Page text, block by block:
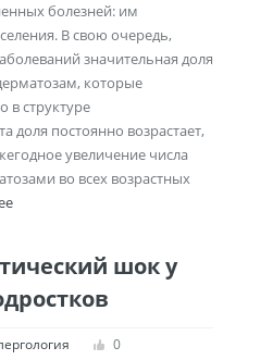
болезней: им
В свою очередь,
значительная доля
которые
в структуре
доля постоянно возрастает,
увеличение числа
во всех возрастных
шок у
0